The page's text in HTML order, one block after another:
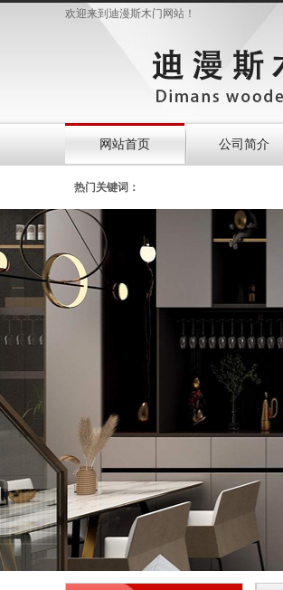
欢迎来到迪漫斯木门网站！
网站首页 公司简介
热门关键词：